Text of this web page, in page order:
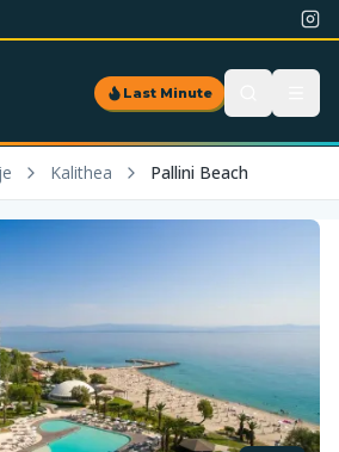
Last Minute
Kalithea Pallini Beach